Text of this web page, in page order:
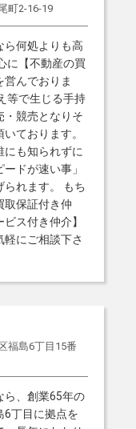
町2-16-19
ら何処よりも高
に【不動産の買
んでおりま
等で生じる手持
・競売となりそ
ております。
にも知られずに
ドが速い事」
られます。 もち
取保証付き仲
ス付き仲介】
にご相談下さ
福島6丁目15番
ら、創業65年の
6丁目に拠点を